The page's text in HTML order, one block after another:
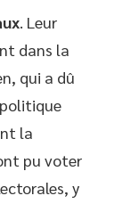
. Leur
dans la
qui a dû
la
pu voter
y